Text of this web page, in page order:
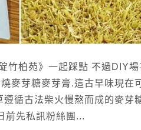
竹柏苑》一起踩點 不過DIY
麥芽糖麥芽膏.這古早味現在
循古法柴火慢熬而成的麥芽
前先私訊粉絲團...